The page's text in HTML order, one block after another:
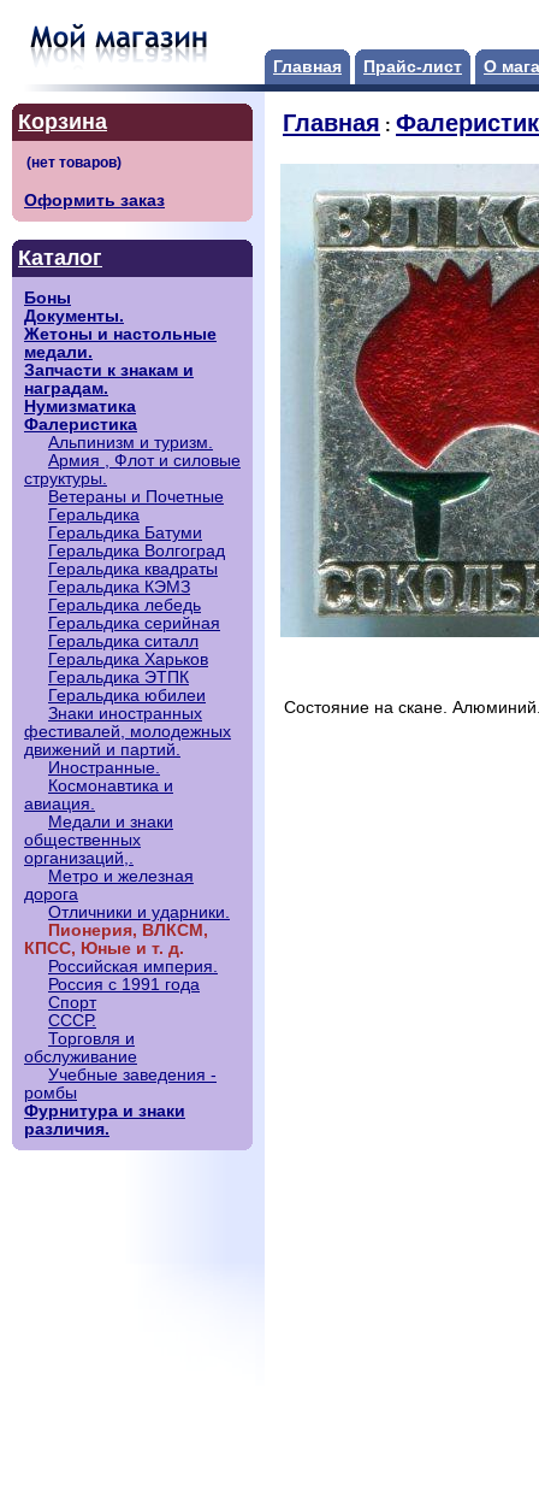
Главная Прайс-лист О
Корзина
Оформить заказ
Каталог
Боны
Документы.
Жетоны и настольные
медали.
Запчасти к знакам и
наградам.
Нумизматика
Фалеристика
Альпинизм и туризм.
Армия , Флот и силовые
структуры.
Ветераны и Почетные
Геральдика
Геральдика Батуми
Геральдика Волгоград
Геральдика квадраты
Геральдика КЭМЗ
Геральдика лебедь
Геральдика серийная
Геральдика ситалл
Геральдика Харьков
Геральдика ЭТПК
Геральдика юбилеи
Знаки иностранных
фестивалей, молодежных
движений и партий.
Иностранные.
Космонавтика и
авиация.
Медали и знаки
общественных
организаций,.
Метро и железная
дорога
Отличники и ударники.
Пионерия, ВЛКСМ,
КПСС, Юные и т. д.
Российская империя.
Россия с 1991 года
Спорт
СССР.
Торговля и
обслуживание
Учебные заведения -
ромбы
Фурнитура и знаки
различия.
Главная :
Состояние на скане.